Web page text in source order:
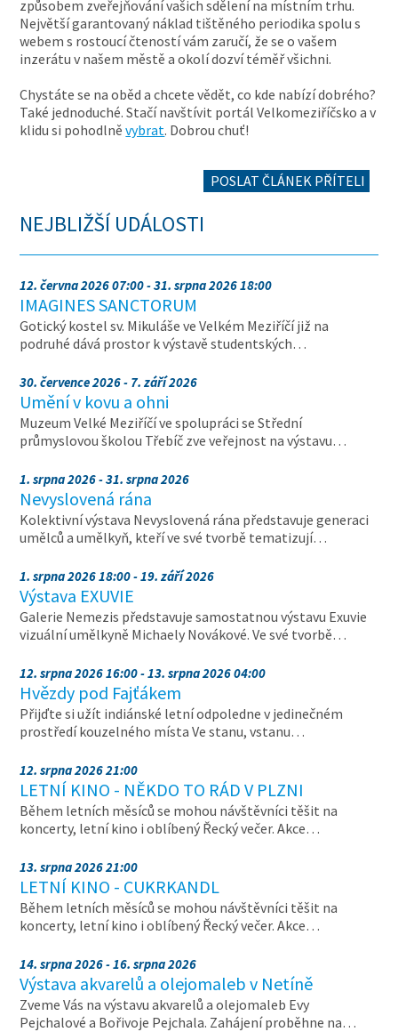
způsobem zveřejňování vašich sdělení na místním trhu.
Největší garantovaný náklad tištěného periodika spolu s
webem s rostoucí čteností vám zaručí, že se o vašem
inzerátu v našem městě a okolí dozví téměř všichni.
Chystáte se na oběd a chcete vědět, co kde nabízí dobrého?
Také jednoduché. Stačí navštívit portál Velkomeziříčsko a v
klidu si pohodlněvybrat. Dobrou chuť!
POSLAT ČLÁNEK PŘÍTELI
NEJBLIŽŠÍ UDÁLOSTI
12. června 2026 07:00 - 31. srpna 2026 18:00
IMAGINES SANCTORUM
Gotický kostel sv. Mikuláše ve Velkém Meziříčí již na
podruhé dává prostor k výstavě studentských…
30. července 2026 - 7. září 2026
Umění v kovu a ohni
Muzeum Velké Meziříčí ve spolupráci se Střední
průmyslovou školou Třebíč zve veřejnost na výstavu…
1. srpna 2026 - 31. srpna 2026
Nevyslovená rána
Kolektivní výstava Nevyslovená rána představuje generaci
umělců a umělkyň, kteří ve své tvorbě tematizují…
1. srpna 2026 18:00 - 19. září 2026
Výstava EXUVIE
Galerie Nemezis představuje samostatnou výstavu Exuvie
vizuální umělkyně Michaely Novákové. Ve své tvorbě…
12. srpna 2026 16:00 - 13. srpna 2026 04:00
Hvězdy pod Fajťákem
Přijďte si užít indiánské letní odpoledne v jedinečném
prostředí kouzelného místa Ve stanu, vstanu…
12. srpna 2026 21:00
LETNÍ KINO - NĚKDO TO RÁD V PLZNI
Během letních měsíců se mohou návštěvníci těšit na
koncerty, letní kino i oblíbený Řecký večer. Akce…
13. srpna 2026 21:00
LETNÍ KINO - CUKRKANDL
Během letních měsíců se mohou návštěvníci těšit na
koncerty, letní kino i oblíbený Řecký večer. Akce…
14. srpna 2026 - 16. srpna 2026
Výstava akvarelů a olejomaleb v Netíně
Zveme Vás na výstavu akvarelů a olejomaleb Evy
Pejchalové a Bořivoje Pejchala. Zahájení proběhne na…